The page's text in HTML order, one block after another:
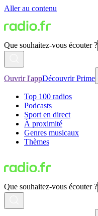
Aller au contenu
Que souhaitez-vous écouter ?
Ouvrir l'appDécouvrir Prime
Top 100 radios
Podcasts
Sport en direct
À proximité
Genres musicaux
Thèmes
Que souhaitez-vous écouter ?